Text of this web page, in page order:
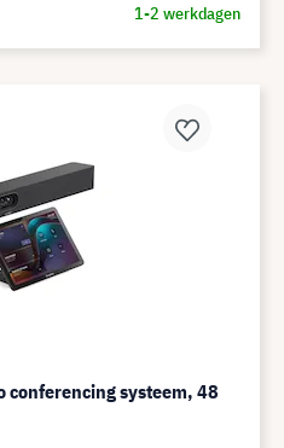
1-2 werkdagen
conferencing systeem, 48